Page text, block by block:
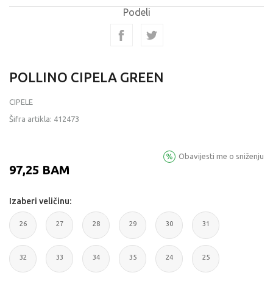
Podeli
POLLINO CIPELA GREEN
CIPELE
Šifra artikla: 412473
97,25 BAM
Obavijesti me o sniženju
Izaberi veličinu:
26 27 28 29 30 31
32 33 34 35 24 25